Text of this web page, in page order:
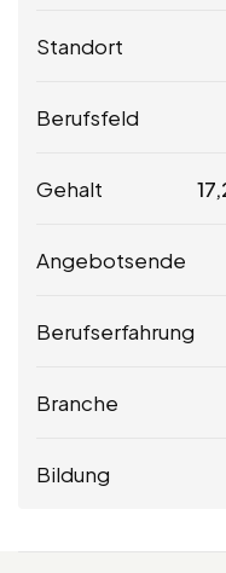
Standort
Berufsfeld
Gehalt
Angebotsende
Berufserfahrung
Branche
Bildung